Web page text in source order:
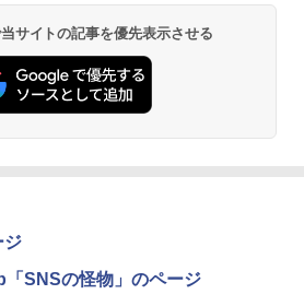
サイトの記事を優先表示させる
ジ
SNSの怪物」のページ